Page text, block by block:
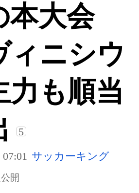
本大会
ニシウ
力も順当
5
サッカーキング
開